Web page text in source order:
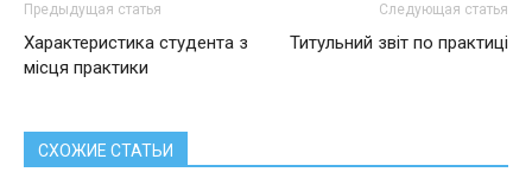
Предыдущая статья
Характеристика студента з
місця практики
Следующая статья
Титульний звіт по практиці
СХОЖИЕ СТАТЬИ